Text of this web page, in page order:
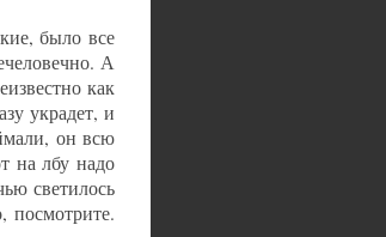
было все
А
как
украдет, и
он всю
на лбу надо
светилось
посмотрите.